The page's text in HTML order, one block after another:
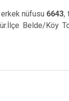
nüfusu 6643,
Belde/Köy